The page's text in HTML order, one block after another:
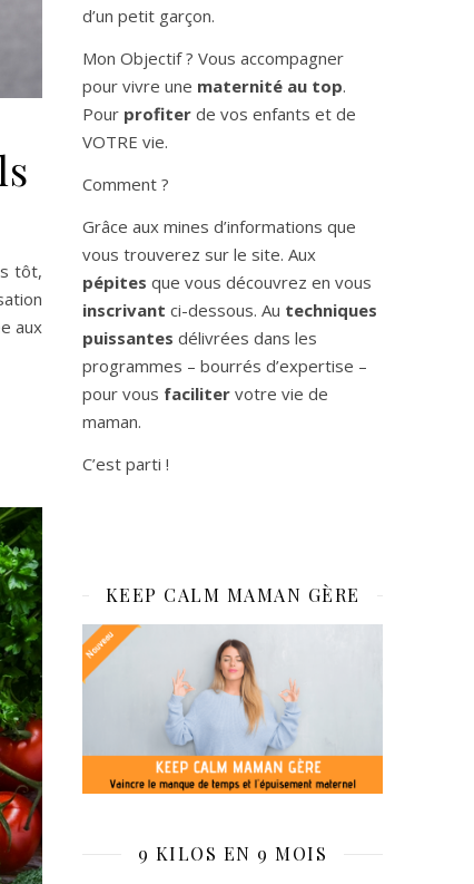
tôt,
aux
d’un petit garçon.
Mon Objectif ? Vous accompagner
pour vivre une maternité au top.
Pour profiter de vos enfants et de
VOTRE vie.
Comment ?
Grâce aux mines d’informations que
vous trouverez sur le site. Aux
pépites que vous découvrez en vous
inscrivant ci-dessous. Au techniques
puissantes délivrées dans les
programmes – bourrés d’expertise –
pour vous faciliter votre vie de
maman.
C’est parti !
KEEP CALM MAMAN GÈRE
9 KILOS EN 9 MOIS